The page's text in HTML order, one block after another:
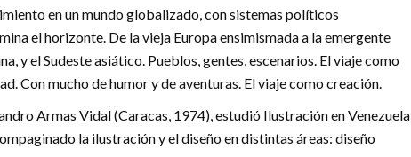
en un mundo globalizado, con sistemas políticos
el horizonte. De la vieja Europa ensimismada a la emergente
y el Sudeste asiático. Pueblos, gentes, escenarios. El viaje como
Con mucho de humor y de aventuras. El viaje como creación.
Armas Vidal (Caracas, 1974), estudió Ilustración en Venezuela
la ilustración y el diseño en distintas áreas: diseño